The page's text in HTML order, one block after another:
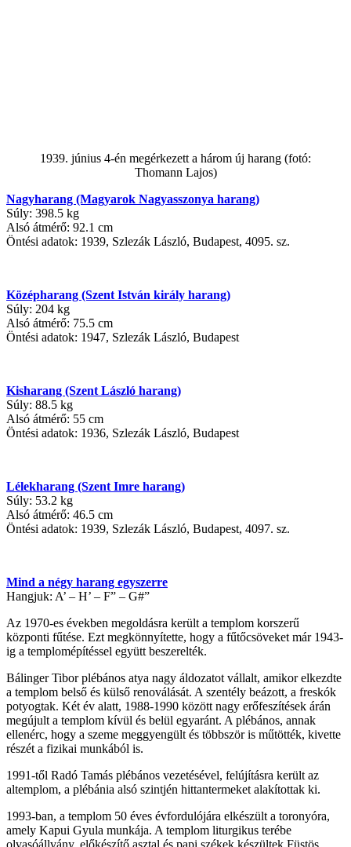
1939. június 4-én megérkezett a három új harang (fotó:
Thomann Lajos)
Nagyharang (Magyarok Nagyasszonya harang)
Súly: 398.5 kg
Alsó átmérő: 92.1 cm
Öntési adatok: 1939, Szlezák László, Budapest, 4095. sz.
Középharang (Szent István király harang)
Súly: 204 kg
Alsó átmérő: 75.5 cm
Öntési adatok: 1947, Szlezák László, Budapest
Kisharang (Szent László harang)
Súly: 88.5 kg
Alsó átmérő: 55 cm
Öntési adatok: 1936, Szlezák László, Budapest
Lélekharang (Szent Imre harang)
Súly: 53.2 kg
Alsó átmérő: 46.5 cm
Öntési adatok: 1939, Szlezák László, Budapest, 4097. sz.
Mind a négy harang egyszerre
Hangjuk: A’ – H’ – F” – G#”
Az 1970-es években megoldásra került a templom korszerű
központi fűtése. Ezt megkönnyítette, hogy a fűtőcsöveket már 1943-
ig a templomépítéssel együtt beszerelték.
Bálinger Tibor plébános atya nagy áldozatot vállalt, amikor elkezdte
a templom belső és külső renoválását. A szentély beázott, a freskók
potyogtak. Két év alatt, 1988-1990 között nagy erőfeszítések árán
megújult a templom kívül és belül egyaránt. A plébános, annak
ellenérc, hogy a szeme meggyengült és többször is műtötték, kivette
részét a fizikai munkából is.
1991-től Radó Tamás plébános vezetésével, felújításra került az
altemplom, a plébánia alsó szintjén hittantermeket alakítottak ki.
1993-ban, a templom 50 éves évfordulójára elkészült a toronyóra,
amely Kapui Gyula munkája. A templom liturgikus terébe
olvasóállvány, előkészítő asztal és papi székek készültek Füstös